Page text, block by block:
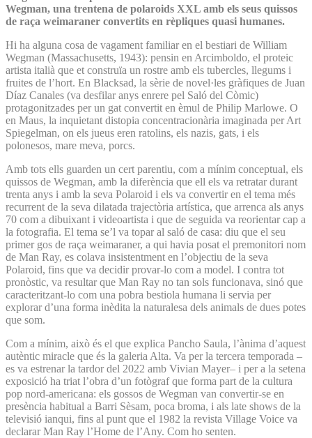
Wegman, una trentena de polaroids XXL amb els seus quissos
de raça weimaraner convertits en rèpliques quasi humanes.
Hi ha alguna cosa de vagament familiar en el bestiari de William
Wegman (Massachusetts, 1943): pensin en Arcimboldo, el proteic
artista italià que et construïa un rostre amb els tubercles, llegums i
fruites de l’hort. En Blacksad, la sèrie de novel·les gràfiques de Juan
Díaz Canales (va desfilar anys enrere pel Saló del Còmic)
protagonitzades per un gat convertit en èmul de Philip Marlowe. O
en Maus, la inquietant distopia concentracionària imaginada per Art
Spiegelman, on els jueus eren ratolins, els nazis, gats, i els
polonesos, mare meva, porcs.
Amb tots ells guarden un cert parentiu, com a mínim conceptual, els
quissos de Wegman, amb la diferència que ell els va retratar durant
trenta anys i amb la seva Polaroid i els va convertir en el tema més
recurrent de la seva dilatada trajectòria artística, que arrenca als anys
70 com a dibuixant i videoartista i que de seguida va reorientar cap a
la fotografia. El tema se’l va topar al saló de casa: diu que el seu
primer gos de raça weimaraner, a qui havia posat el premonitori nom
de Man Ray, es colava insistentment en l’objectiu de la seva
Polaroid, fins que va decidir provar-lo com a model. I contra tot
pronòstic, va resultar que Man Ray no tan sols funcionava, sinó que
caracteritzant-lo com una pobra bestiola humana li servia per
explorar d’una forma inèdita la naturalesa dels animals de dues potes
que som.
Com a mínim, això és el que explica Pancho Saula, l’ànima d’aquest
autèntic miracle que és la galeria Alta. Va per la tercera temporada –
es va estrenar la tardor del 2022 amb Vivian Mayer– i per a la setena
exposició ha triat l’obra d’un fotògraf que forma part de la cultura
pop nord-americana: els gossos de Wegman van convertir-se en
presència habitual a Barri Sèsam, poca broma, i als late shows de la
televisió ianqui, fins al punt que el 1982 la revista Village Voice va
declarar Man Ray l’Home de l’Any. Com ho senten.